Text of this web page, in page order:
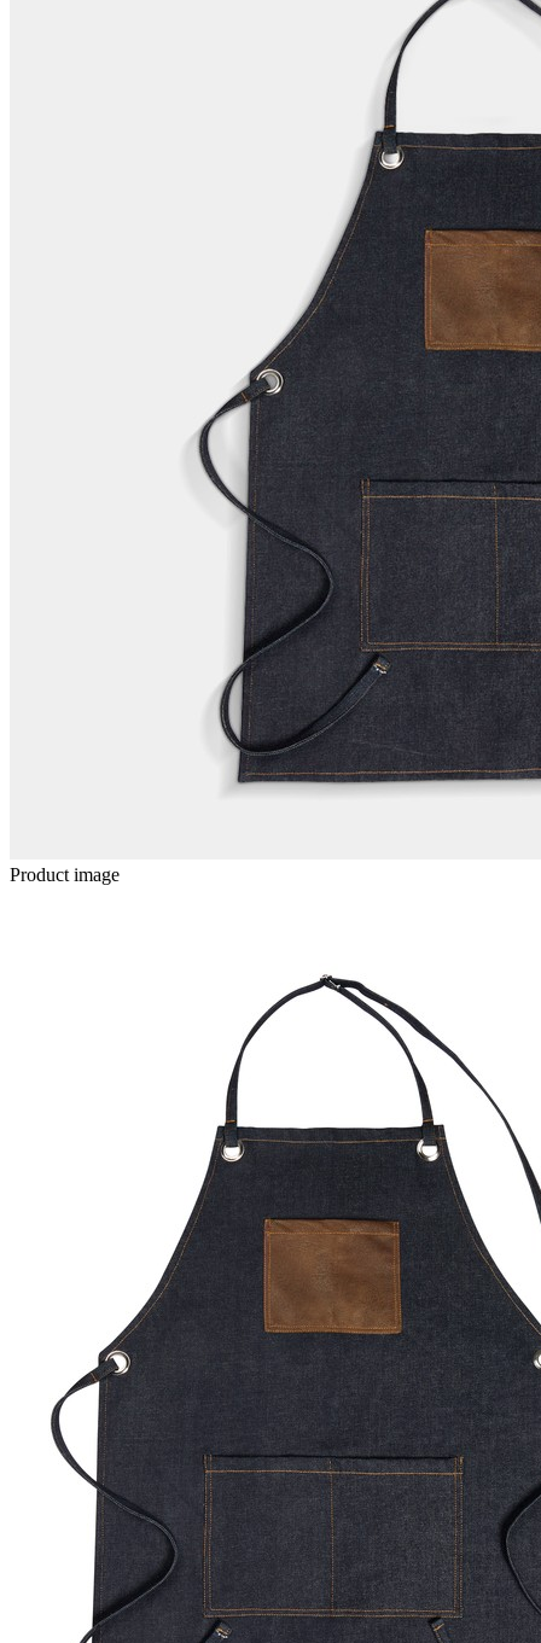
Product image